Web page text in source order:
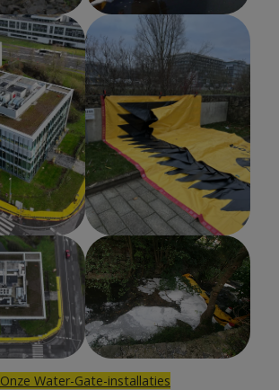
Onze Water-Gate-installaties